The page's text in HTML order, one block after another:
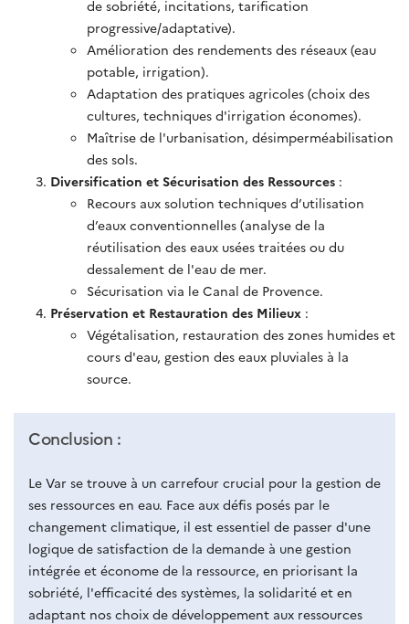
de sobriété, incitations, tarification
progressive/adaptative).
Amélioration des rendements des réseaux (eau
potable, irrigation).
Adaptation des pratiques agricoles (choix des
cultures, techniques d'irrigation économes).
Maîtrise de l'urbanisation, désimperméabilisation
des sols.
Diversification et Sécurisation des Ressources :
Recours aux solution techniques d’utilisation
d’eaux conventionnelles (analyse de la
réutilisation des eaux usées traitées ou du
dessalement de l'eau de mer.
Sécurisation via le Canal de Provence.
Préservation et Restauration des Milieux :
Végétalisation, restauration des zones humides et
cours d'eau, gestion des eaux pluviales à la
source.
Conclusion :
Le Var se trouve à un carrefour crucial pour la gestion de
ses ressources en eau. Face aux défis posés par le
changement climatique, il est essentiel de passer d'une
logique de satisfaction de la demande à une gestion
intégrée et économe de la ressource, en priorisant la
sobriété, l'efficacité des systèmes, la solidarité et en
adaptant nos choix de développement aux ressources